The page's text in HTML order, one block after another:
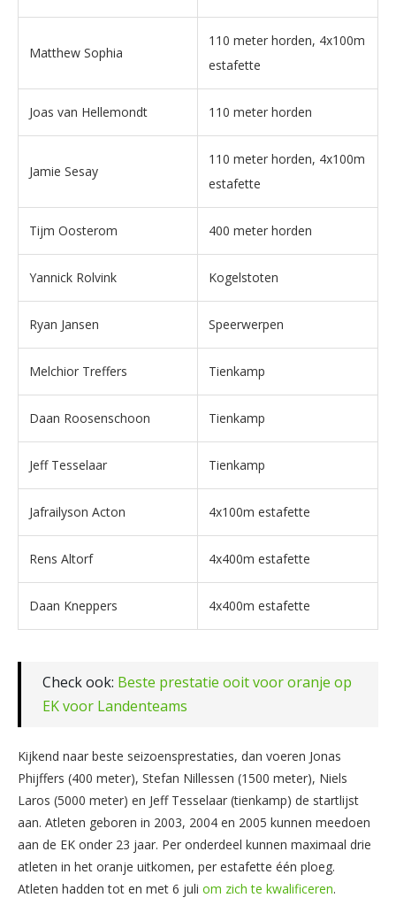
Matthew Sophia
110 meter horden, 4x100m
estafette
Joas van Hellemondt 110 meter horden
Jamie Sesay
110 meter horden, 4x100m
estafette
Tijm Oosterom 400 meter horden
Yannick Rolvink Kogelstoten
Ryan Jansen Speerwerpen
Melchior Treffers Tienkamp
Daan Roosenschoon Tienkamp
Jeff Tesselaar Tienkamp
Jafrailyson Acton 4x100m estafette
Rens Altorf 4x400m estafette
Daan Kneppers 4x400m estafette
Check ook: Beste prestatie ooit voor oranje op
EK voor Landenteams
Kijkend naar beste seizoensprestaties, dan voeren Jonas
Phijffers (400 meter), Stefan Nillessen (1500 meter), Niels
Laros (5000 meter) en Jeff Tesselaar (tienkamp) de startlijst
aan. Atleten geboren in 2003, 2004 en 2005 kunnen meedoen
aan de EK onder 23 jaar. Per onderdeel kunnen maximaal drie
atleten in het oranje uitkomen, per estafette één ploeg.
Atleten hadden tot en met 6 juli om zich te kwalificeren.